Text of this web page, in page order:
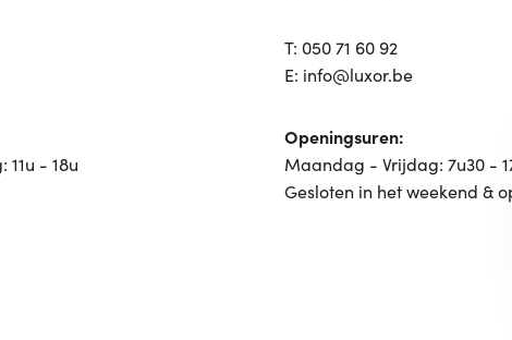
- 18u
T: 050 71 60 92
E: info@luxor.be
Openingsuren:
Maandag - Vrijdag: 7u30 -
Gesloten in het weekend &